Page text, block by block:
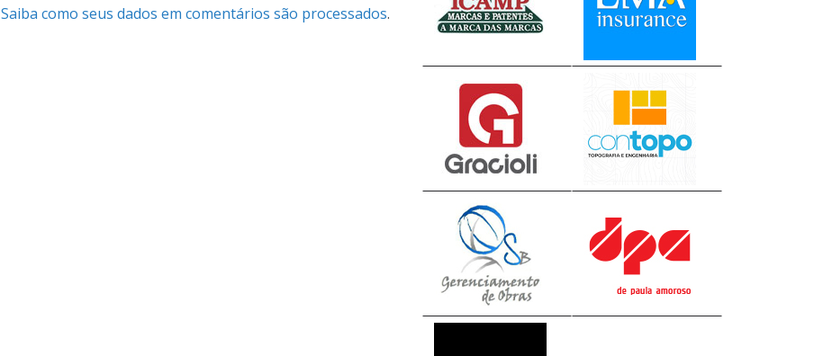
Saiba como seus dados em comentários são processados.